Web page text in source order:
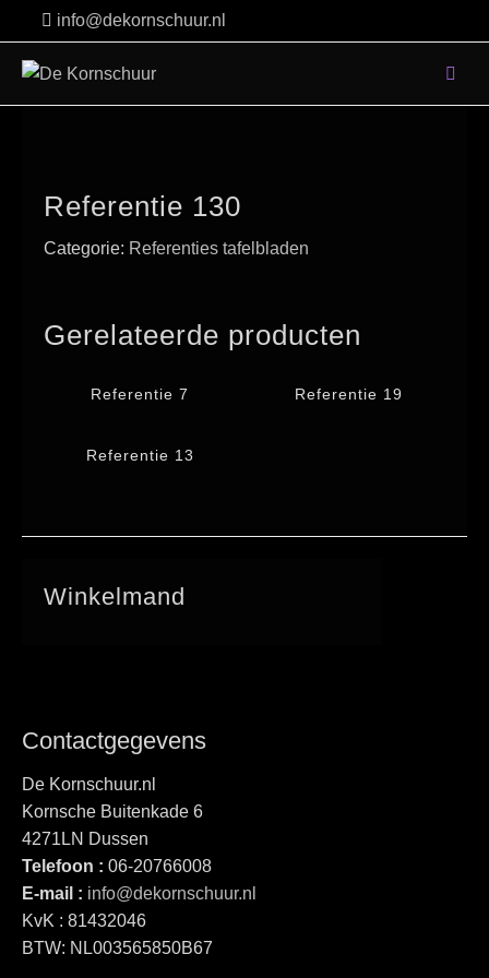
to
content
info@dekornschuur.nl
Referentie 130
Categorie: Referenties tafelbladen
Gerelateerde producten
Referentie 7 Referentie 19
Referentie 13
Winkelmand
Contactgegevens
De Kornschuur.nl
Kornsche Buitenkade 6
4271LN Dussen
Telefoon : 06-20766008
E-mail : info@dekornschuur.nl
KvK : 81432046
BTW: NL003565850B67